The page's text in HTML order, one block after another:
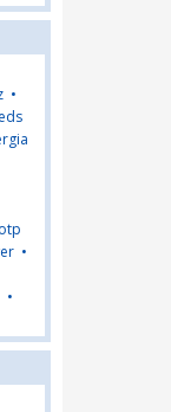
•
otp
•
•